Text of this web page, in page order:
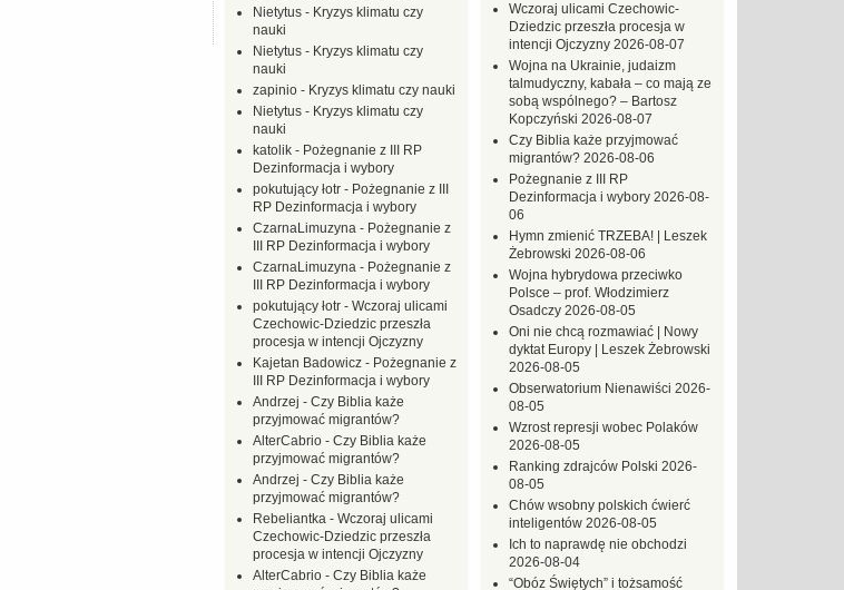
Wczoraj ulicami Czechowic-
Dziedzic przeszła procesja w
intencji Ojczyzny 2026-08-07
Wojna na Ukrainie, judaizm
talmudyczny, kabała – co mają ze
sobą wspólnego? – Bartosz
Kopczyński 2026-08-07
Czy Biblia każe przyjmować
migrantów? 2026-08-06
Pożegnanie z III RP
Dezinformacja i wybory 2026-08-
06
Hymn zmienić TRZEBA! | Leszek
Żebrowski 2026-08-06
Wojna hybrydowa przeciwko
Polsce – prof. Włodzimierz
Osadczy 2026-08-05
Oni nie chcą rozmawiać | Nowy
dyktat Europy | Leszek Żebrowski
2026-08-05
Obserwatorium Nienawiści 2026-
08-05
Wzrost represji wobec Polaków
2026-08-05
Ranking zdrajców Polski 2026-
08-05
Chów wsobny polskich ćwierć
inteligentów 2026-08-05
Ich to naprawdę nie obchodzi
2026-08-04
“Obóz Świętych” i tożsamość
Nietytus - Kryzys klimatu czy
nauki
Nietytus - Kryzys klimatu czy
nauki
zapinio - Kryzys klimatu czy nauki
Nietytus - Kryzys klimatu czy
nauki
katolik - Pożegnanie z III RP
Dezinformacja i wybory
pokutujący łotr - Pożegnanie z III
RP Dezinformacja i wybory
CzarnaLimuzyna - Pożegnanie z
III RP Dezinformacja i wybory
CzarnaLimuzyna - Pożegnanie z
III RP Dezinformacja i wybory
pokutujący łotr - Wczoraj ulicami
Czechowic-Dziedzic przeszła
procesja w intencji Ojczyzny
Kajetan Badowicz - Pożegnanie z
III RP Dezinformacja i wybory
Andrzej - Czy Biblia każe
przyjmować migrantów?
AlterCabrio - Czy Biblia każe
przyjmować migrantów?
Andrzej - Czy Biblia każe
przyjmować migrantów?
Rebeliantka - Wczoraj ulicami
Czechowic-Dziedzic przeszła
procesja w intencji Ojczyzny
AlterCabrio - Czy Biblia każe